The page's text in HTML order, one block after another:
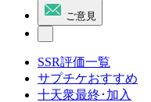
ご意見
SSR評価一覧
サプチケおすすめ
十天衆最終･加入